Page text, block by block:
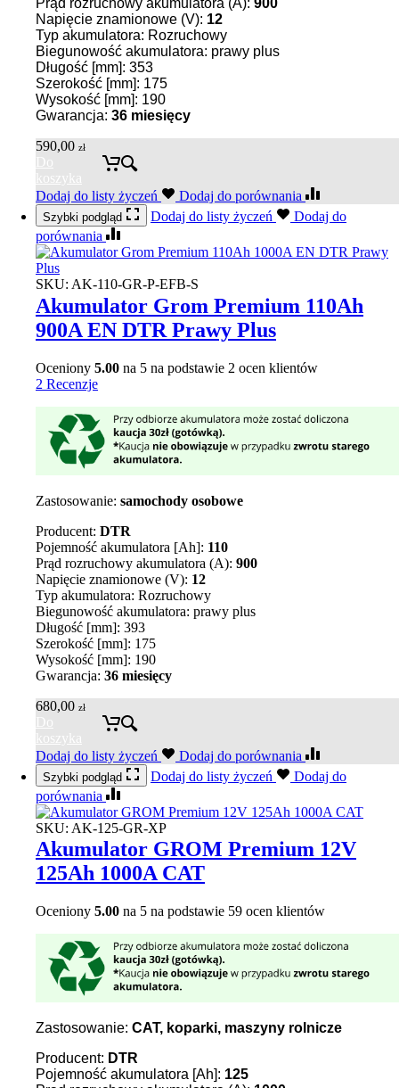
Prąd rozruchowy akumulatora (A): 900
Napięcie znamionowe (V): 12
Typ akumulatora: Rozruchowy
Biegunowość akumulatora: prawy plus
Długość [mm]: 353
Szerokość [mm]: 175
Wysokość [mm]: 190
Gwarancja: 36 miesięcy
590,00 zł
Do
koszyka
Dodaj do listy życzeń
Dodaj do porównania
Szybki podgląd Dodaj do listy życzeń
Dodaj do
porównania
SKU: AK-110-GR-P-EFB-S
Akumulator Grom Premium 110Ah
900A EN DTR Prawy Plus
Oceniony 5.00 na 5 na podstawie 2 ocen klientów
2 Recenzje
Zastosowanie: samochody osobowe
Producent: DTR
Pojemność akumulatora [Ah]: 110
Prąd rozruchowy akumulatora (A): 900
Napięcie znamionowe (V): 12
Typ akumulatora: Rozruchowy
Biegunowość akumulatora: prawy plus
Długość [mm]: 393
Szerokość [mm]: 175
Wysokość [mm]: 190
Gwarancja: 36 miesięcy
680,00 zł
Do
koszyka
Dodaj do listy życzeń
Dodaj do porównania
Szybki podgląd Dodaj do listy życzeń
Dodaj do
porównania
SKU: AK-125-GR-XP
Akumulator GROM Premium 12V
125Ah 1000A CAT
Oceniony 5.00 na 5 na podstawie 59 ocen klientów
Zastosowanie: CAT, koparki, maszyny rolnicze
Producent: DTR
Pojemność akumulatora [Ah]: 125